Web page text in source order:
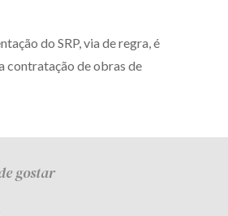
/PR CEP80240-000
(41) 2109-8666
do SRP, via de regra, é
contratação de obras de
gostar